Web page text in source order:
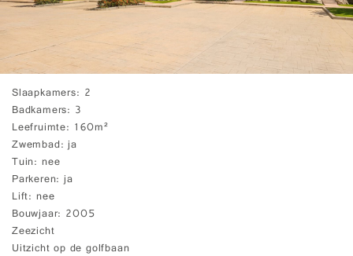
Slaapkamers 2
Badkamers 3
Leefruimte 160m²
Zwembad ja
Tuin nee
Parkeren ja
Lift nee
Bouwjaar 2005
Zeezicht
Uitzicht op de golfbaan